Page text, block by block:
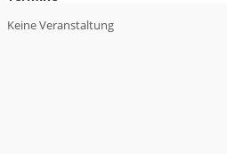
Keine Veranstaltung